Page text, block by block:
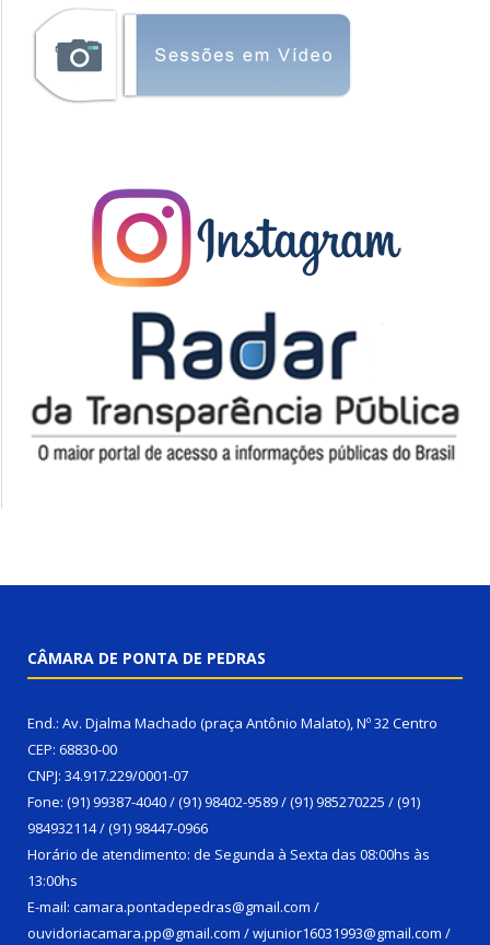
CÂMARA DE PONTA DE PEDRAS
End.: Av. Djalma Machado (praça Antônio Malato), Nº 32 Centro
CEP: 68830-00
CNPJ: 34.917.229/0001-07
Fone: (91) 99387-4040 / (91) 98402-9589 / (91) 985270225 / (91)
984932114 / (91) 98447-0966
Horário de atendimento: de Segunda à Sexta das 08:00hs às
13:00hs
E-mail: camara.pontadepedras@gmail.com /
ouvidoriacamara.pp@gmail.com / wjunior16031993@gmail.com /